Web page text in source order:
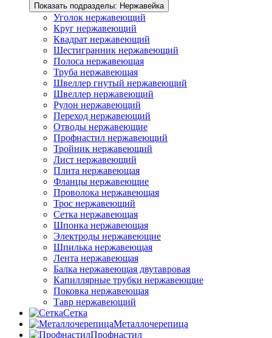
Показать подразделы: Нержавейка
Уголок нержавеющий
Круг нержавеющий
Квадрат нержавеющий
Шестигранник нержавеющий
Полоса нержавеющая
Труба нержавеющая
Швеллер гнутый нержавеющий
Швеллер нержавеющий
Рулон нержавеющий
Переход нержавеющий
Отводы нержавеющие
Профнастил нержавеющий
Тройник нержавеющий
Лист нержавеющий
Плита нержавеющая
Фланцы нержавеющие
Проволока нержавеющая
Трос нержавеющий
Сетка нержавеющая
Шпонка нержавеющая
Электроды нержавеющие
Шпилька нержавеющая
Лента нержавеющая
Балка нержавеющая двутавровая
Капиллярные трубки нержавеющие
Поковка нержавеющая
Тавр нержавеющий
Сетка
Металлочерепица
Профнастил